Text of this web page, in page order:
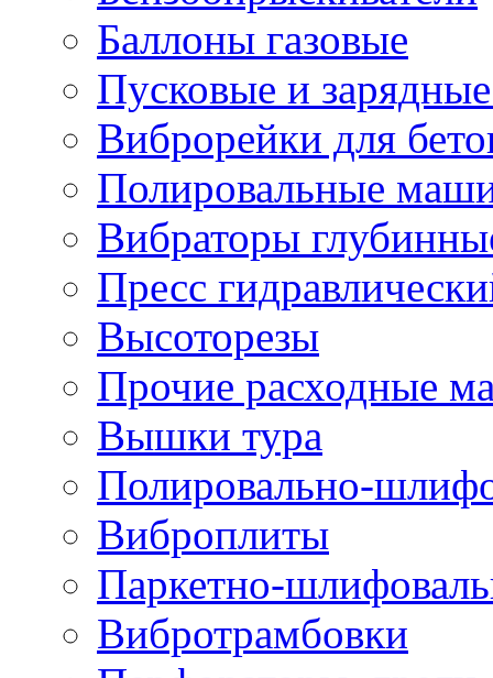
Баллоны газовые
Пусковые и
Виброрейки для
Полировальные
Вибраторы
Пресс
Высоторезы
Прочие расходные
Вышки тура
Полировально-
Виброплиты
Паркетно-
Вибротрамбовки